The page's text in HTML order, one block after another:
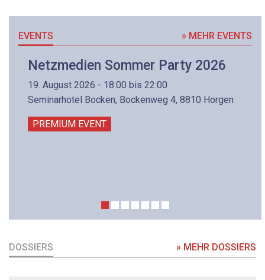
EVENTS » MEHR EVENTS
Netzmedien Sommer Party 2026
19. August 2026 - 18:00 bis 22:00
Seminarhotel Bocken, Bockenweg 4, 8810 Horgen
PREMIUM EVENT
DOSSIERS » MEHR DOSSIERS